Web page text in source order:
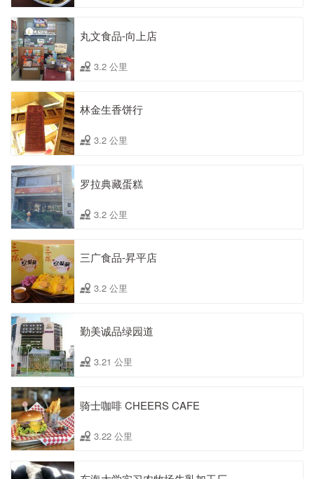
丸文食品-向上店
3.2 公里
林金生香饼行
3.2 公里
罗拉典藏蛋糕
3.2 公里
三广食品-昇平店
3.2 公里
勤美诚品绿园道
3.21 公里
骑士咖啡 CHEERS CAFE
3.22 公里